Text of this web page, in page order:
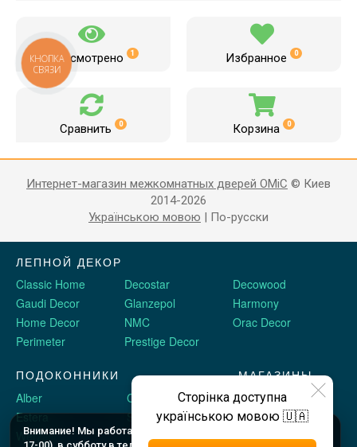
Просмотрено 1 Избранное 0
Сравнить 0 Корзина 0
Интернет-магазин межкомнатных дверей OMiC © Киев
2014-2026
Українською мовою | По-русски
ЛЕПНОЙ ДЕКОР
Classic Home
Decostar
Decowood
Gaudi Decor
Glanzepol
Harmony
Home Decor
NMC
Orac Decor
Perimeter
Prestige Decor
ПОДОКОННИКИ
Alber
Crystalit
Estera
Sauberg
Werzalit
Plastolit
МАГАЗИНЫ
Двери Omis
Stickerwall
Жидкие обои
Внимание! Мы работаем c 9 до 18 по будням (шоу рум до
Сторінка доступна
українською мовою 🇺🇦
КНОПКА
СВЯЗИ